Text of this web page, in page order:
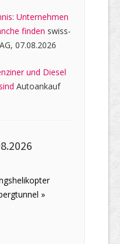
Unternehmen
finden swiss-
07.08.2026
und Diesel
Autoankauf
»